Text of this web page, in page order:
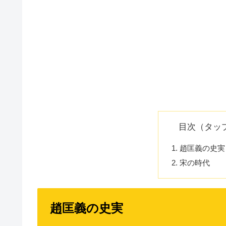
目次（タッ
趙匡義の史実
宋の時代
趙匡義の史実